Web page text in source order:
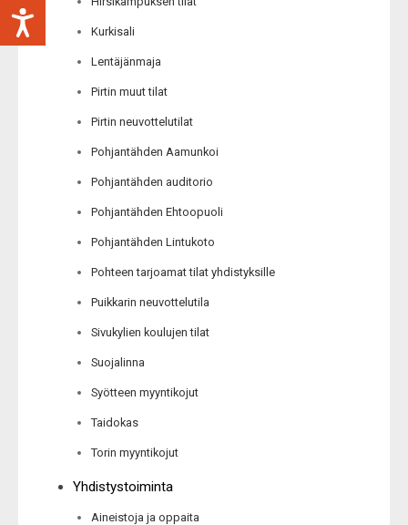
Kurkisali
Lentäjänmaja
Pirtin muut tilat
Pirtin neuvottelutilat
Pohjantähden Aamunkoi
Pohjantähden auditorio
Pohjantähden Ehtoopuoli
Pohjantähden Lintukoto
Pohteen tarjoamat tilat yhdistyksille
Puikkarin neuvottelutila
Sivukylien koulujen tilat
Suojalinna
Syötteen myyntikojut
Taidokas
Torin myyntikojut
Yhdistystoiminta
Aineistoja ja oppaita